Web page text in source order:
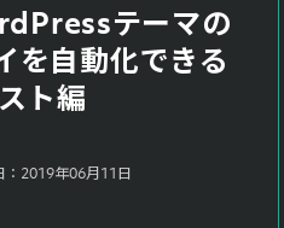
の流れ
テーマの
を自動化できる
ト編
：2019年06月11日